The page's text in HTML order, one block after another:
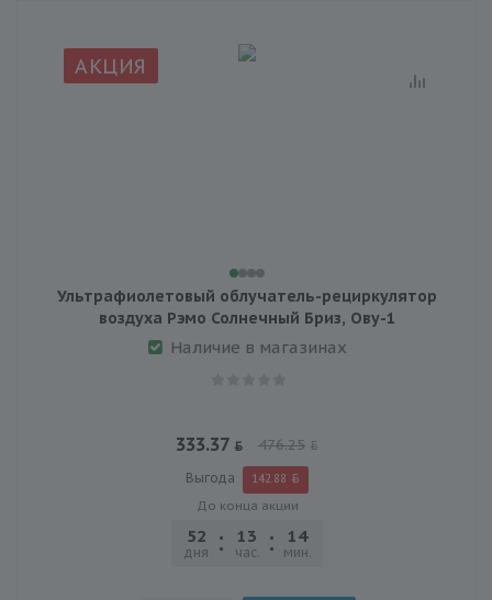
АКЦИЯ
Ультрафиолетовый облучатель-рециркулятор
воздуха Рэмо Солнечный Бриз, Ову-1
Наличие в магазинах
333.37 476.25
Выгода 142.88
До конца акции
52
дня
13
час.
14
мин.